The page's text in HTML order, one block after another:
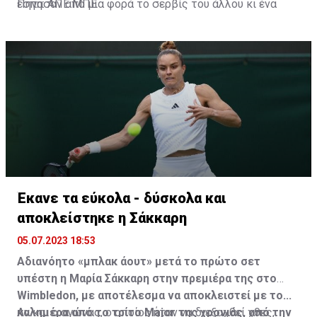
έσπασαν από μία φορά το σερβίς του άλλου κι ένα
με νέο μπρέικ στο σερβίς του Τιμ και με 10-8
Πηγή: ΑΠΕ ΜΠΕ
Έκανε τα εύκολα - δύσκολα και
αποκλείστηκε η Σάκκαρη
05.07.2023 18:53
Αδιανόητο «μπλακ άουτ» μετά το πρώτο σετ
υπέστη η Μαρία Σάκκαρη στην πρεμιέρα της στο
Wimbledon, με αποτέλεσμα να αποκλειστεί με το...
καλημέρα από το τρίτο Major της χρονιάς, από την
Αν και ο αγώνας, ο οποίος ήταν να διεξαχθεί χθες,